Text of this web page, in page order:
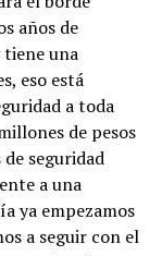
años de
tiene una
eso está
a toda
de pesos
seguridad
a una
ya empezamos
a seguir con el